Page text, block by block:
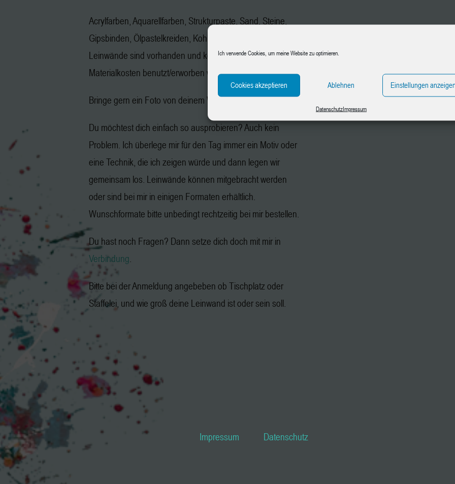
Ich verwende Cookies, um meine Website zu optimieren.
Cookies akzeptieren Ablehnen Einstellungen
DatenschutzImpressum
Acrylfarben, Aquarellfarben, Strukturpaste, Sand, Steine,
Gipsbinden, Ölpastelkreiden, Kohle, Graphit, Papier und
Leinwände sind vorhanden und können gegen
Materialkosten benutzt/erworben werden.
Bringe gern ein Foto von deinem Wunschmotiv mit.
Du möchtest dich einfach so ausprobieren? Auch kein
Problem. Ich überlege mir für den Tag immer ein Motiv oder
eine Technik, die ich zeigen würde und dann legen wir
gemeinsam los. Leinwände können mitgebracht werden
oder sind bei mir in einigen Formaten erhältlich.
Wunschformate bitte unbedingt rechtzeitig bei mir bestellen.
Du hast noch Fragen? Dann setze dich doch mit mir in
Verbindung
Bitte bei der Anmeldung angebeben ob Tischplatz oder
Staffelei, und wie groß deine Leinwand ist oder sein soll.
Impressum Datenschutz